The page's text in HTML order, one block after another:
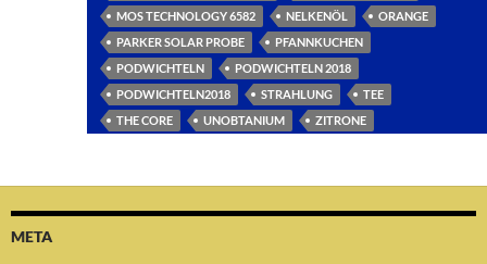
MOS TECHNOLOGY 6582
NELKENÖL
ORANGE
PARKER SOLAR PROBE
PFANNKUCHEN
PODWICHTELN
PODWICHTELN 2018
PODWICHTELN2018
STRAHLUNG
TEE
THE CORE
UNOBTANIUM ZITRONE
META